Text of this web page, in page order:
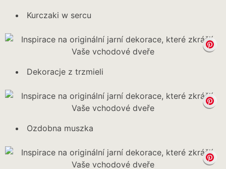
Kurczaki w sercu
Dekoracje z trzmieli
Ozdobna muszka